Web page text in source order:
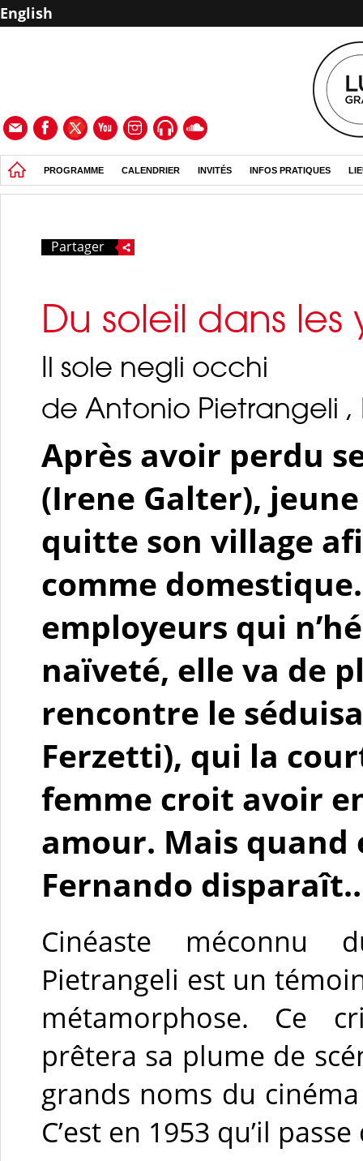
English
PROGRAMME CALENDRIER INVITÉS INFOS PRATIQUES
Partager
Du soleil dans les
Il sole negli occhi
de Antonio Pietrangeli ,
Après avoir perdu
(Irene Galter),
quitte son village
comme
employeurs qui
naïveté, elle va de
rencontre le
Ferzetti), qui la
femme croit avoir
amour. Mais
Fernando
Cinéaste méconnu
Pietrangeli est un
métamorphose. Ce
prêtera sa plume de
grands noms du
C’est en 1953 qu’il